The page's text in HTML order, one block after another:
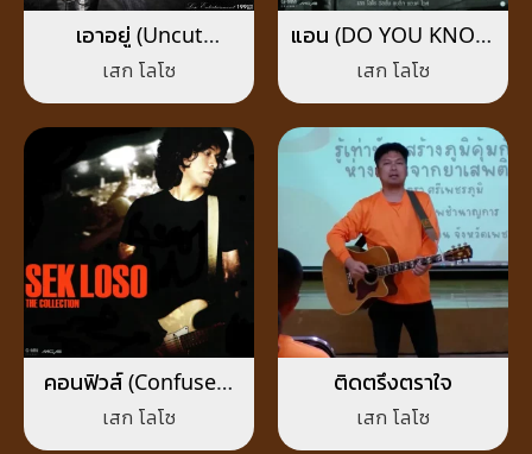
เอาอยู่ (Uncut
Version)
เสก โลโซ
แอน (DO YOU KNOW
WHAT I MEAN?)
เสก โลโซ
คอนฟิวส์ (Confused)
ซะ
เสก โลโซ
ติดตรึงตราใจ
เสก โลโซ